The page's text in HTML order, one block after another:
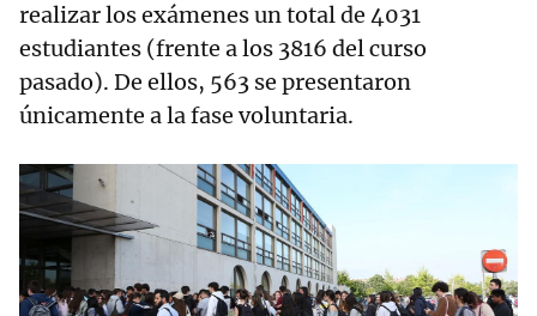
realizar los exámenes un total de 4031
estudiantes (frente a los 3816 del curso
pasado). De ellos, 563 se presentaron
únicamente a la fase voluntaria.